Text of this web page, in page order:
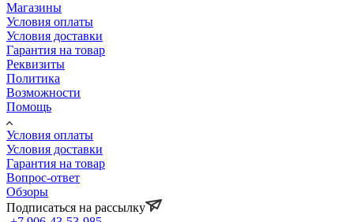
Магазины
Условия оплаты
Условия доставки
Гарантия на товар
Реквизиты
Политика
Возможности
Помощь
Условия оплаты
Условия доставки
Гарантия на товар
Вопрос-ответ
Обзоры
Подписаться на рассылку